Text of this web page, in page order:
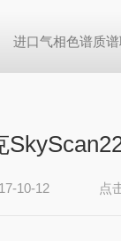
进口气相色谱质
10-12 点